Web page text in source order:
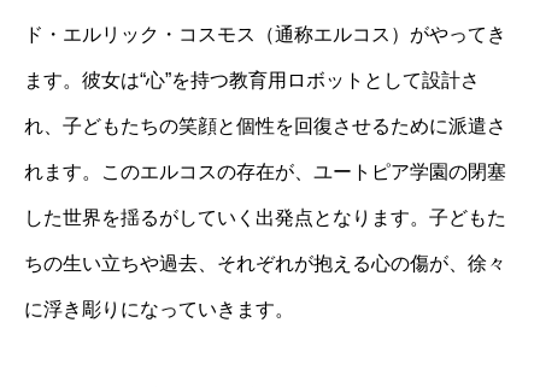
ド・エルリック・コスモス（通称エルコス）がやってき
ます。彼女は“心”を持つ教育用ロボットとして設計さ
れ、子どもたちの笑顔と個性を回復させるために派遣さ
れます。このエルコスの存在が、ユートピア学園の閉塞
した世界を揺るがしていく出発点となります。子どもた
ちの生い立ちや過去、それぞれが抱える心の傷が、徐々
に浮き彫りになっていきます。